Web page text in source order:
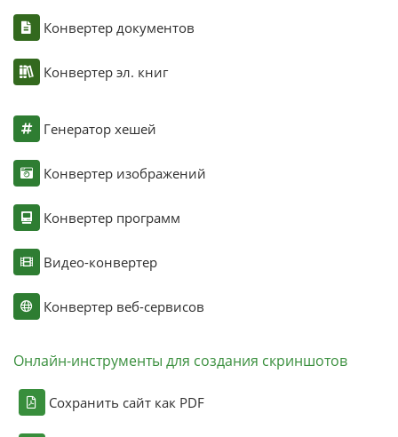
Конвертер документов
Конвертер эл. книг
Генератор хешей
Конвертер изображений
Конвертер программ
Видео-конвертер
Конвертер веб-сервисов
Онлайн-инструменты для создания скриншотов
Сохранить сайт как PDF